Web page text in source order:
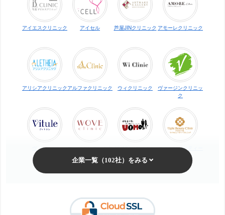
アイエスクリニック アイセル 芦屋JINクリニック アモーレクリニック
アリシアクリニック アルファクリニック ウィクリニック
ヴァージンクリニッ
ク
ヴィトゥレ
ウォブクリニック中
目黒
UOMO（ウオモ） エイトビューティー
クリニック
エステ・タイム エステティックTBC